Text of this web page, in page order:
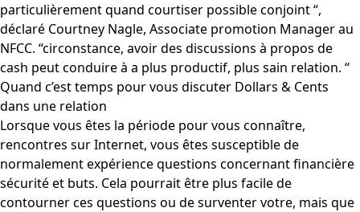
particulièrement quand courtiser possible conjoint “,
déclaré Courtney Nagle, Associate promotion Manager au
NFCC. “circonstance, avoir des discussions à propos de
cash peut conduire à a plus productif, plus sain relation. “
Quand c’est temps pour vous discuter Dollars & Cents
dans une relation
Lorsque vous êtes la période pour vous connaître,
rencontres sur Internet, vous êtes susceptible de
normalement expérience questions concernant financière
sécurité et buts. Cela pourrait être plus facile de
contourner ces questions ou de surventer votre, mais que